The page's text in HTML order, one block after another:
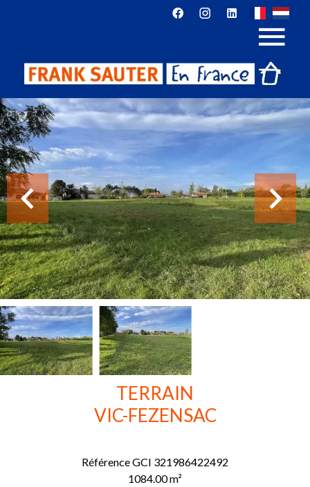
TERRAIN
VIC-FEZENSAC
RéférenceGCI 321986422492
1084.00m²